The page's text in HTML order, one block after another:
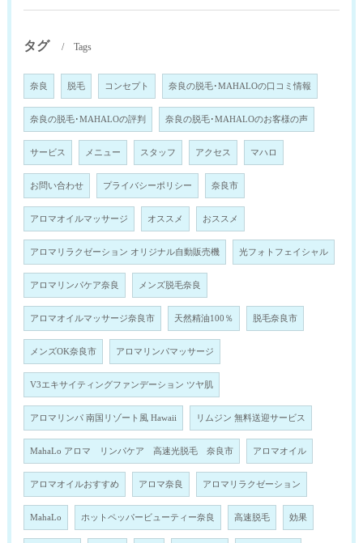
タグ Tags
奈良 脱毛 コンセプト 奈良の脱毛･MAHALOの口コミ情報
奈良の脱毛･MAHALOの評判 奈良の脱毛･MAHALOのお客様の声
サービス メニュー スタッフ アクセス マハロ
お問い合わせ プライバシーポリシー 奈良市
アロマオイルマッサージ オススメ おススメ
アロマリラクゼーション オリジナル自動販売機 光フォトフェイシャル
アロマリンパケア奈良 メンズ脱毛奈良
アロマオイルマッサージ奈良市 天然精油100％ 脱毛奈良市
メンズOK奈良市 アロマリンパマッサージ
V3エキサイティングファンデーション ツヤ肌
アロマリンパ 南国リゾート風 Hawaii リムジン 無料送迎サービス
MahaLo アロマ リンパケア 高速光脱毛 奈良市 アロマオイル
アロマオイルおすすめ アロマ奈良 アロマリラクゼーション
MahaLo ホットペッパービューティー奈良 高速脱毛 効果